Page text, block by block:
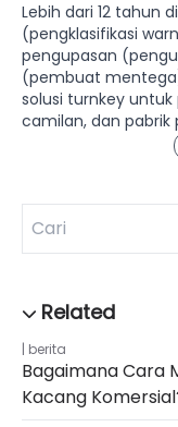
Lebih dari 12 tahun
(pengklasifikasi
pengupasan
(pembuat
solusi turnkey untuk
camilan, dan pabrik
berita
Bagaimana Cara
Kacang